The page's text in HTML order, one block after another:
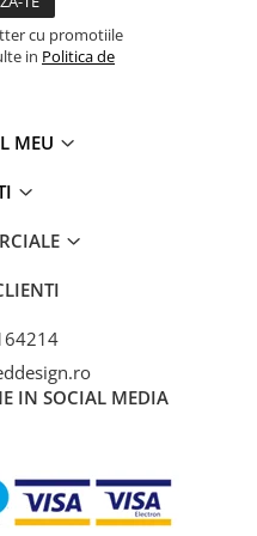
perfectă pentru invitații de
cu promotiile
in Politica de
MEU
IN SOCIAL MEDIA